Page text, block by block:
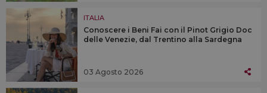
ITALIA
Conoscere i Beni Fai con il Pinot Grigio Doc
delle Venezie, dal Trentino alla Sardegna
03 Agosto 2026